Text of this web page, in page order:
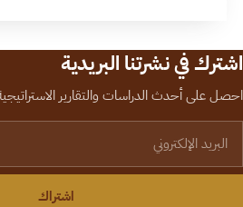
اشترك في نشرتنا البريدية
احصل على أحدث الدراسات والتقارير
اشتراك